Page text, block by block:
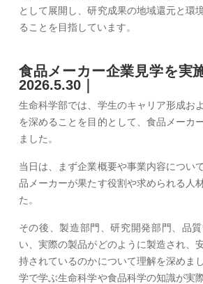
として展開し、研究成果の地域還元と環
ることを目指しています。
食品メーカー企業見学を実
2026.5.30｜
生命科学部では、学生のキャリア形成お
を深めることを目的として、食品メーカ
ました。
当日は、まず企業概要や事業内容につい
品メーカーが果たす役割や求められる人
た。
その後、製造部門、研究開発部門、品
い、実際の製品がどのように製造され、
持されているのかについて理解を深めま
学で学ぶ生命科学や食品科学の知識が実